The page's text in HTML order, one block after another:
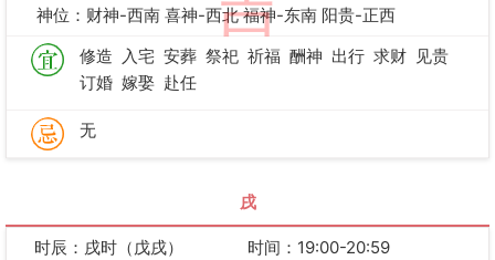
神位：财神-西南 喜神-西北 福神-东南 阳贵-正西
修造 入宅 安葬 祭祀 祈福 酬神 出行 求财 见贵
订婚 嫁娶 赴任
无
戌
时辰：戌时（戊戌）
时间：19:00-20:59